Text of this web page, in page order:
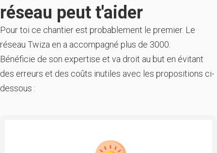
réseau peut t'aider
Pour toi ce chantier est probablement le premier. Le
réseau Twiza en a accompagné plus de 3000.
Bénéficie de son expertise et va droit au but en évitant
des erreurs et des coûts inutiles avec les propositions ci-
dessous :